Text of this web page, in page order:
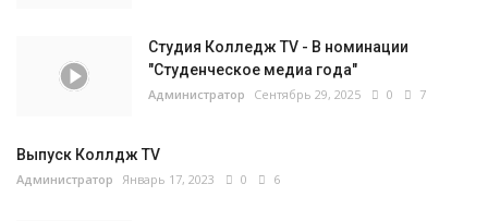
Студия Колледж TV - В номинации
"Студенческое медиа года"
Администратор Сентябрь 29, 2025 0 7
Выпуск Коллдж TV
Администратор Январь 17, 2023 0 6